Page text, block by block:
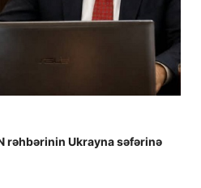
rəhbərinin Ukrayna səfərinə